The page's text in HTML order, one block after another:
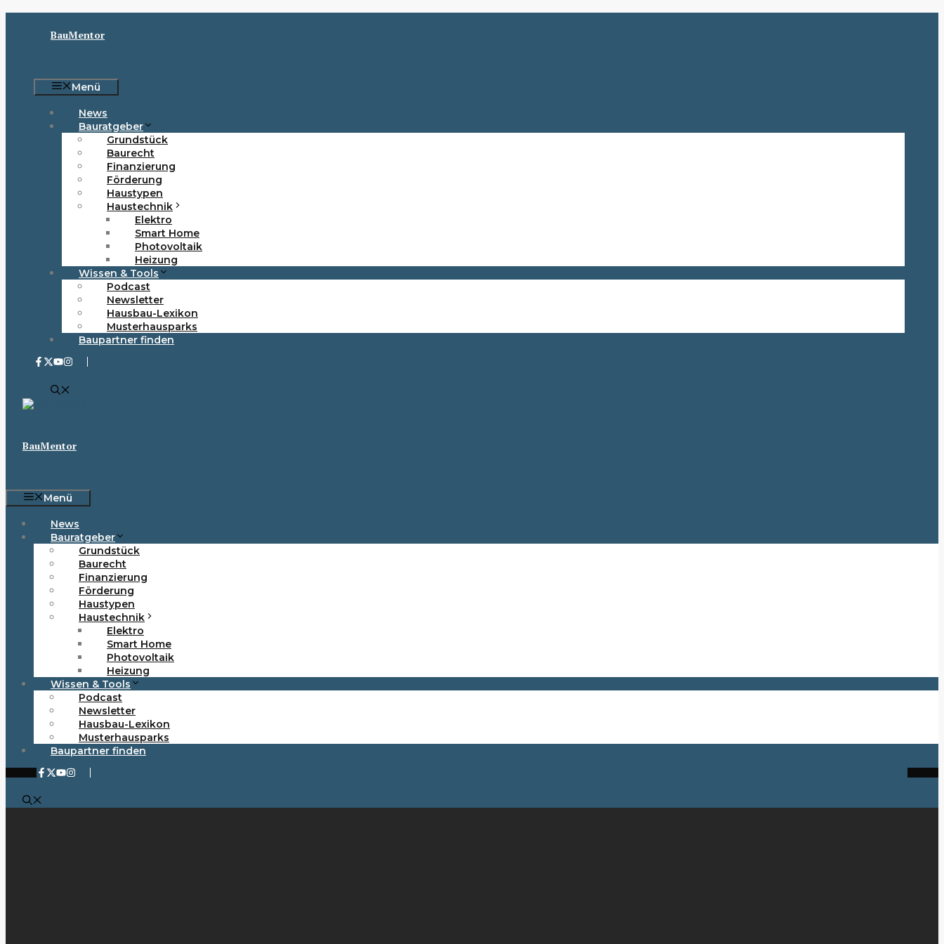
BauMentor
Menü
News
Bauratgeber
Grundstück
Baurecht
Finanzierung
Förderung
Haustypen
Haustechnik
Elektro
Smart Home
Photovoltaik
Heizung
Wissen & Tools
Podcast
Newsletter
Hausbau-Lexikon
Musterhausparks
Baupartner finden
BauMentor
Menü
News
Bauratgeber
Grundstück
Baurecht
Finanzierung
Förderung
Haustypen
Haustechnik
Elektro
Smart Home
Photovoltaik
Heizung
Wissen & Tools
Podcast
Newsletter
Hausbau-Lexikon
Musterhausparks
Baupartner finden